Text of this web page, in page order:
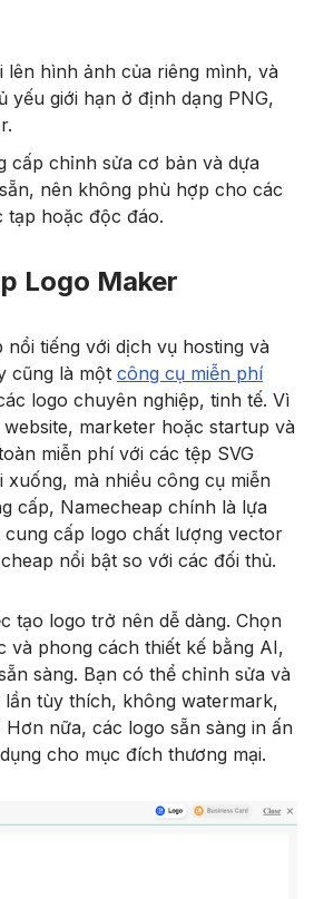
lên hình ảnh của riêng mình, và
yếu giới hạn ở định dạng PNG,
cấp chỉnh sửa cơ bản và dựa
nên không phù hợp cho các
tạp hoặc độc đáo.
Logo Maker
nổi tiếng với dịch vụ hosting và
cũng là một công cụ miễn phí
logo chuyên nghiệp, tinh tế. Vì
marketer hoặc startup và
miễn phí với các tệp SVG
xuống, mà nhiều công cụ miễn
cấp, Namecheap chính là lựa
cấp logo chất lượng vector
nổi bật so với các đối thủ.
tạo logo trở nên dễ dàng. Chọn
và phong cách thiết kế bằng AI,
sàng. Bạn có thể chỉnh sửa và
tùy thích, không watermark,
nữa, các logo sẵn sàng in ấn
cho mục đích thương mại.